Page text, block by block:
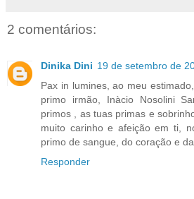
2 comentários:
Dinika Dini 19 de setembro de
Pax in lumines, ao meu
primo irmão, Inàcio Nosolini
primos , as tuas primas e
muito carinho e afeição em ti,
primo de sangue, do coração e
Responder